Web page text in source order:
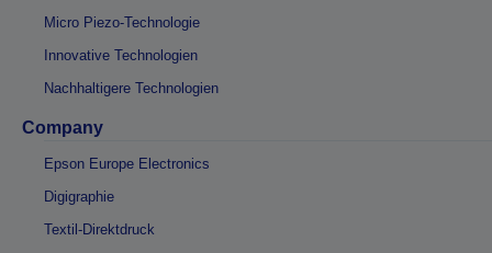
Micro Piezo-Technologie
Innovative Technologien
Nachhaltigere Technologien
Company
Epson Europe Electronics
Digigraphie
Textil-Direktdruck